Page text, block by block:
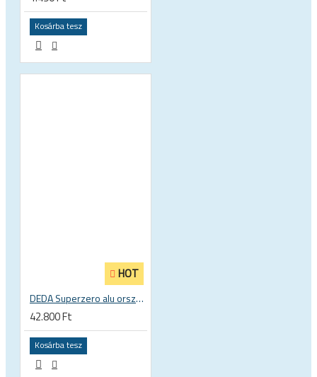
Kosárba tesz
HOT
DEDA Superzero alu országúti kerékpár kompakt hajlítású kormány
42.800 Ft
Kosárba tesz